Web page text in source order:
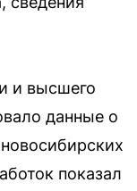
и высшего
данные о
показал